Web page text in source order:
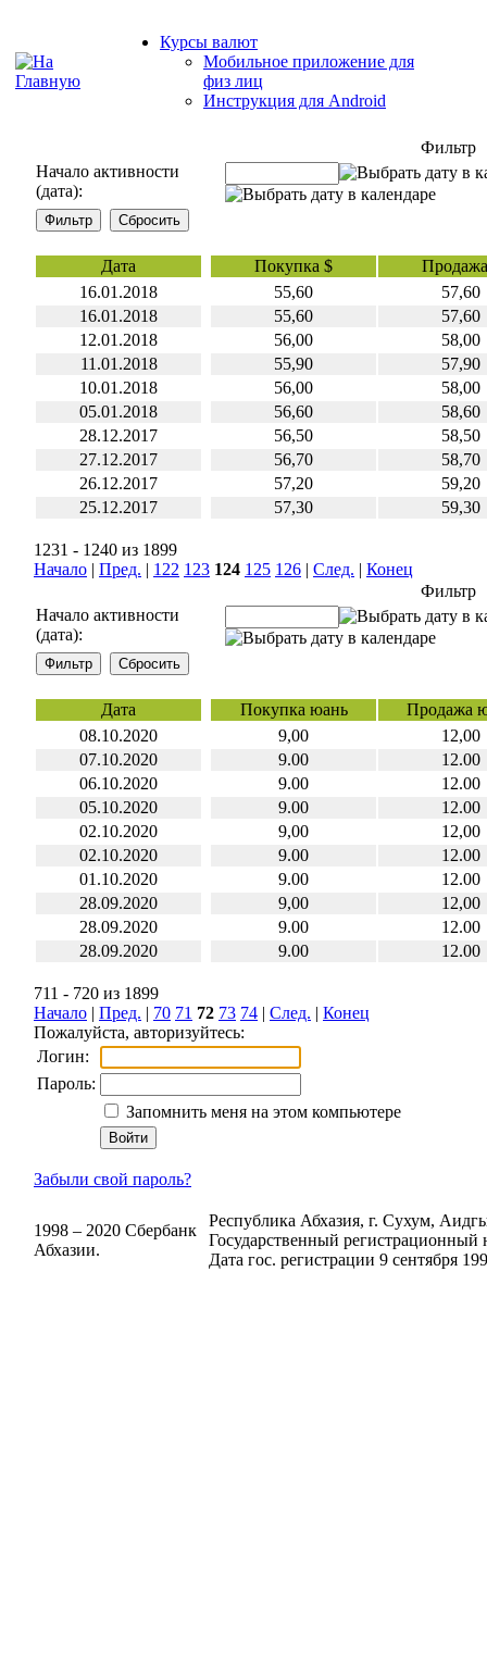
Курсы валют
Мобильное приложение для
физ лиц
Инструкция для Android
Фильтр
Начало активности
(дата):
Дата Покупка $
16.01.2018
55,60
57,60
16.01.2018
55,60
57,60
12.01.2018
56,00
58,00
11.01.2018
55,90
57,90
10.01.2018
56,00
58,00
05.01.2018
56,60
58,60
28.12.2017
56,50
58,50
27.12.2017
56,70
58,70
26.12.2017
57,20
59,20
25.12.2017
57,30 59,30
1231 - 1240 из 1899
Начало | Пред. | 122 123 124 125 126 | След. | Конец
Фильтр
Начало активности
(дата):
Дата Покупка юань
Продажа
08.10.2020
9,00
12,00
07.10.2020
9.00
12.00
06.10.2020
9.00
12.00
05.10.2020
9.00
12.00
02.10.2020
9,00
12,00
02.10.2020
9.00
12.00
01.10.2020
9.00
12.00
28.09.2020
9,00
12,00
28.09.2020
9.00
12.00
28.09.2020
9.00 12.00
711 - 720 из 1899
Начало | Пред. | 70 71 72 73 74 | След. | Конец
Пожалуйста, авторизуйтесь:
Логин:
Пароль:
Запомнить меня на этом компьютере
Забыли свой пароль?
1998 – 2020 Сбербанк
Абхазии.
Республика Абхазия, г. Сухум,
Государственный регистрационный
Дата гос. регистрации 9 сентября